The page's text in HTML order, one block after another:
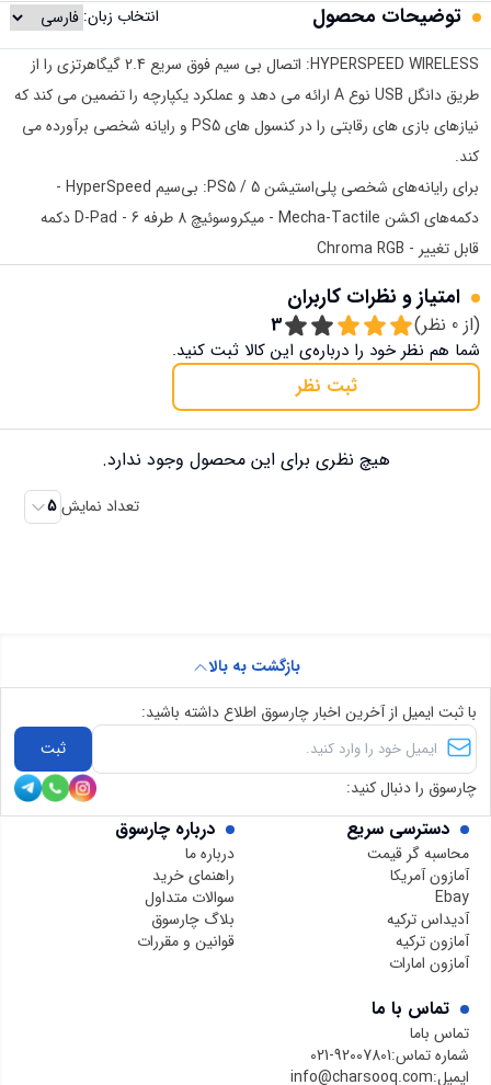
توضیحات محصول
انتخاب زبان:
HYPERSPEED WIRELESS: اتصال بی سیم فوق سریع 2.4 گیگاهرتزی را از
طریق دانگل USB نوع A ارائه می دهد و عملکرد یکپارچه را تضمین می کند که
نیازهای بازی های رقابتی را در کنسول های PS5 و رایانه شخصی برآورده می
کند.
برای رایانه‌های شخصی پلی‌استیشن 5 / PS5: بی‌سیم HyperSpeed ​​-
دکمه‌های اکشن Mecha-Tactile - میکروسوئیچ 8 طرفه D-Pad - 6 دکمه
قابل تغییر - Chroma RGB
امتیاز و نظرات کاربران
(از 0 نظر) 3
شما هم نظر خود را درباره‌ی این کالا ثبت کنید.
ثبت نظر
هیچ نظری برای این محصول وجود ندارد.
تعداد نمایش 5
دسترسی سریع
محاسبه گر قیمت
آمازون آمریکا
Ebay
آدیداس ترکیه
آمازون ترکیه
آمازون امارات
درباره چارسوق
درباره ما
راهنمای خرید
سوالات متداول
بلاگ چارسوق
قوانین و مقررات
تماس با ما
تماس باما
شماره تماس:021-92007801
ایمیل:info@charsooq.com
بازگشت به بالا
با ثبت ایمیل از آخرین اخبار چارسوق اطلاع داشته باشید:
ثبت
چارسوق را دنبال کنید: